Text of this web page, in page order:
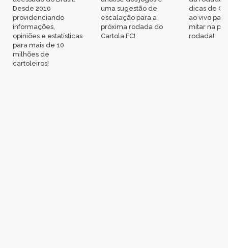
Desde 2010
providenciando
informações,
opiniões e estatísticas
para mais de 10
milhões de
cartoleiros!
uma sugestão de
escalação para a
próxima rodada do
Cartola FC!
dicas de
ao vivo
mitar na
rodada!